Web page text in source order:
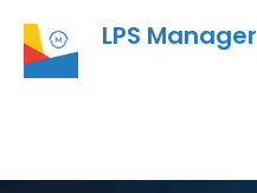
LPS Manager